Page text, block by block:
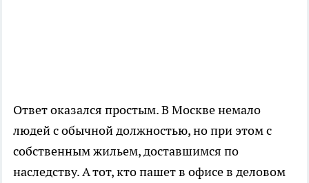
Ответ оказался простым. В Москве немало
людей с обычной должностью, но при этом с
собственным жильем, доставшимся по
наследству. А тот, кто пашет в офисе в деловом